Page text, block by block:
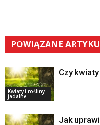
POWIĄZANE
Kwiaty i rośliny
jadalne
Czy
Jak